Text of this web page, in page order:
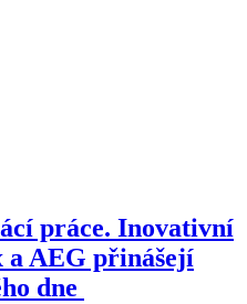
práce. Inovativní
a AEG přinášejí
dne